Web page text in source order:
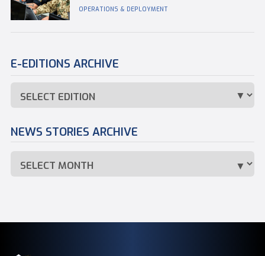
OPERATIONS & DEPLOYMENT
E-EDITIONS ARCHIVE
NEWS STORIES ARCHIVE